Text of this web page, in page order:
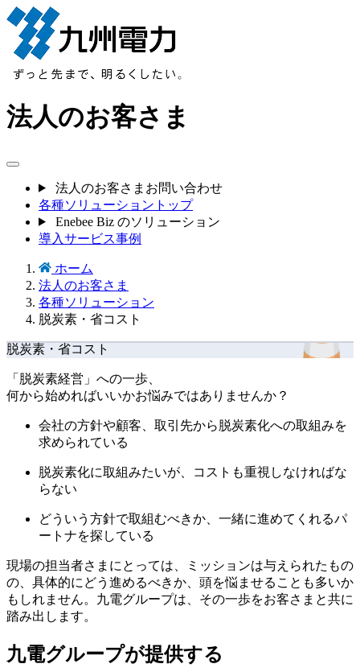
法人のお客さま
法人のお客さまお問い合わせ
各種ソリューショントップ
Enebee Biz のソリューション
導入サービス事例
ホーム
法人のお客さま
各種ソリューション
脱炭素・省コスト
脱炭素・省コスト
「脱炭素経営」への一歩、
何から始めればいいかお悩みではありませんか？
会社の方針や顧客、取引先から脱炭素化への取組みを
求められている
脱炭素化に取組みたいが、コストも重視しなければな
らない
どういう方針で取組むべきか、一緒に進めてくれるパ
ートナを探している
現場の担当者さまにとっては、ミッションは与えられたもの
の、具体的にどう進めるべきか、頭を悩ませることも多いか
もしれません。九電グループは、その一歩をお客さまと共に
踏み出します。
九電グループが提供する